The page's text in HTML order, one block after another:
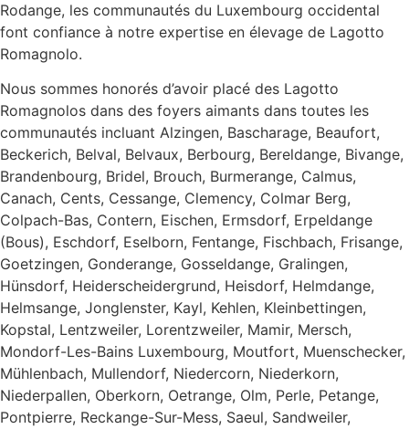
Rodange, les communautés du Luxembourg occidental
font confiance à notre expertise en élevage de Lagotto
Romagnolo.
Nous sommes honorés d’avoir placé des Lagotto
Romagnolos dans des foyers aimants dans toutes les
communautés incluant Alzingen, Bascharage, Beaufort,
Beckerich, Belval, Belvaux, Berbourg, Bereldange, Bivange,
Brandenbourg, Bridel, Brouch, Burmerange, Calmus,
Canach, Cents, Cessange, Clemency, Colmar Berg,
Colpach-Bas, Contern, Eischen, Ermsdorf, Erpeldange
(Bous), Eschdorf, Eselborn, Fentange, Fischbach, Frisange,
Goetzingen, Gonderange, Gosseldange, Gralingen,
Hünsdorf, Heiderscheidergrund, Heisdorf, Helmdange,
Helmsange, Jonglenster, Kayl, Kehlen, Kleinbettingen,
Kopstal, Lentzweiler, Lorentzweiler, Mamir, Mersch,
Mondorf-Les-Bains Luxembourg, Moutfort, Muenschecker,
Mühlenbach, Mullendorf, Niedercorn, Niederkorn,
Niederpallen, Oberkorn, Oetrange, Olm, Perle, Petange,
Pontpierre, Reckange-Sur-Mess, Saeul, Sandweiler,